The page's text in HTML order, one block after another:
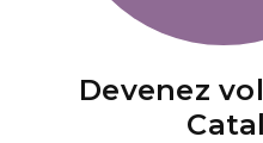
Devenez